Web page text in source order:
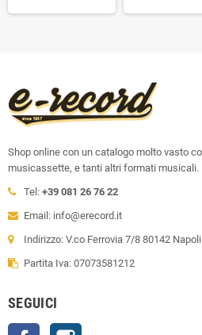
Shop online con un catalogo molto vasto
musicassette, e tanti altri formati musicali.
Tel: +39 081 26 76 22
Email: info@erecord.it
Indirizzo: V.co Ferrovia 7/8 80142
Partita Iva: 07073581212
SEGUICI
Facebook